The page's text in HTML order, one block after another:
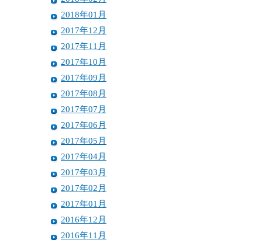
2018年01月
2017年12月
2017年11月
2017年10月
2017年09月
2017年08月
2017年07月
2017年06月
2017年05月
2017年04月
2017年03月
2017年02月
2017年01月
2016年12月
2016年11月